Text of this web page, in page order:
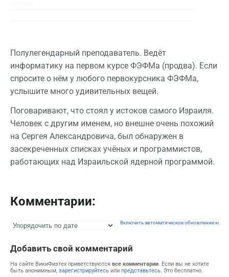
Полулегендарный преподаватель. Ведёт
информатику на первом курсе ФЭФМа (продва). Если
спросите о нём у любого первокурсника ФЭФМа,
услышите много удивительных вещей.
Поговаривают, что стоял у истоков самого Израиля.
Человек с другим именем, но внешне очень похожий
на Сергея Александровича, был обнаружен в
засекреченных списках учёных и программистов,
работающих над Израильской ядерной программой.
Комментарии:
Включить автоматическое обновление
Добавить свой комментарий
На сайте ВикиФизтех приветствуются все комментарии. Если вы не хотите
быть анонимным, зарегистрируйтесь или представьтесь. Это бесплатно.